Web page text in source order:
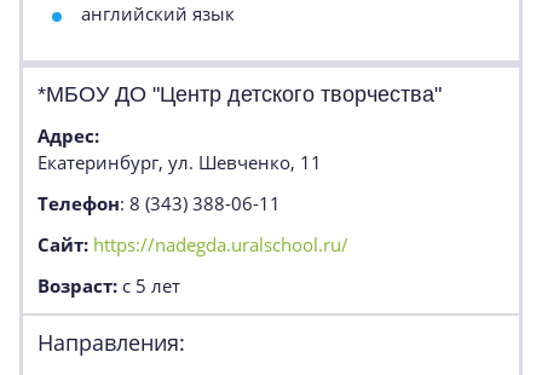
английский язык
*МБОУ ДО "Центр детского творчества"
Адрес:
Екатеринбург, ул. Шевченко, 11
Телефон: 8 (343) 388-06-11
Сайт: https://nadegda.uralschool.ru/
Возраст: с 5 лет
Направления: